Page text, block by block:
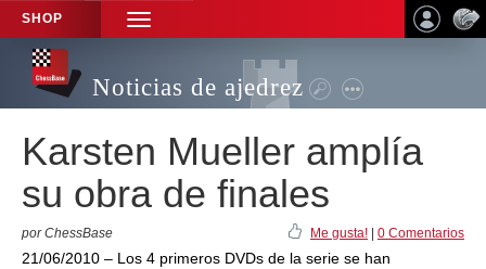
SHOP
TOGGLE
NAVIGATION
Noticias de ajedrez
Karsten Mueller amplía
su obra de finales
por ChessBase Me gusta! 0 Comentarios
21/06/2010 – Los 4 primeros DVDs de la serie se han